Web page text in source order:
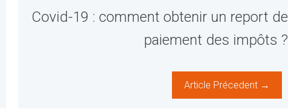
Covid-19 : comment obtenir un report de
paiement des impôts ?
Article Précedent →